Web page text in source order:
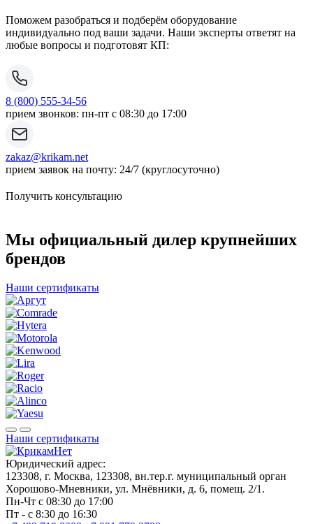
Поможем разобраться и подберём оборудование
индивидуально под ваши задачи. Наши эксперты ответят на
любые вопросы и подготовят КП:
8 (800) 555-34-56
прием звонков: пн-пт с 08:30 до 17:00
zakaz@krikam.net
прием заявок на почту: 24/7 (круглосуточно)
Получить консультацию
Мы официальный дилер крупнейших
брендов
Наши сертификаты
Наши сертификаты
Юридический адрес:
123308, г. Москва, 123308, вн.тер.г. муниципальный орган
Хорошово-Мневники, ул. Мнёвники, д. 6, помещ. 2/1.
Пн-Чт с 08:30 до 17:00
Пт - с 8:30 до 16:30